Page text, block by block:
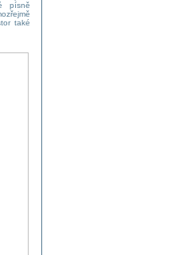
písně
také